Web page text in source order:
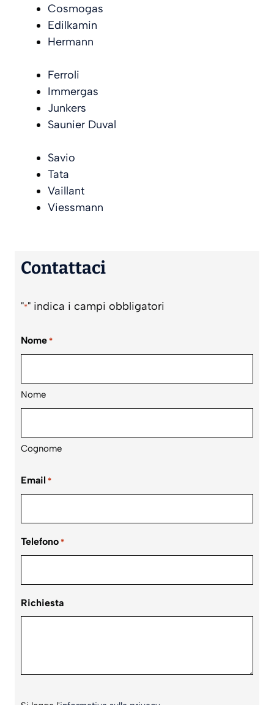
Cosmogas
Edilkamin
Hermann
Ferroli
Immergas
Junkers
Saunier Duval
Savio
Tata
Vaillant
Viessmann
Contattaci
"*" indica i campi obbligatori
Nome *
Nome
Cognome
Email *
Telefono *
Richiesta